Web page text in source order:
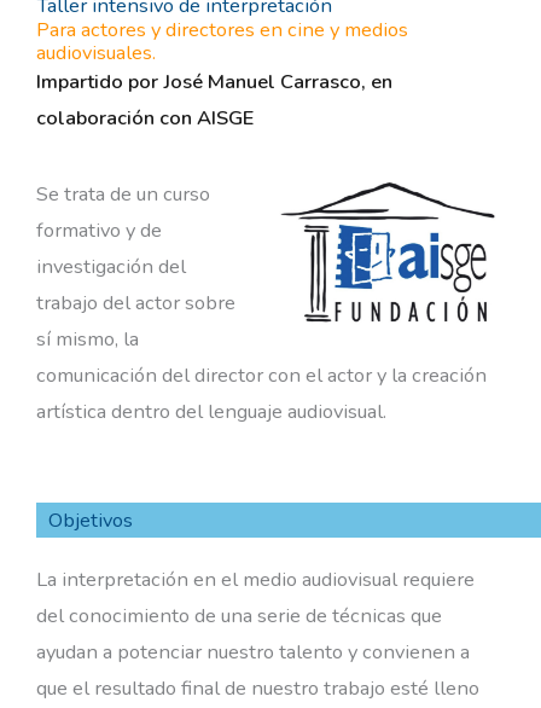
Para actores y directores en cine y medios
audiovisuales.
Impartido por José Manuel Carrasco, en
colaboración con AISGE
Se trata de un curso
formativo y de
investigación del
trabajo del actor sobre
sí mismo, la
comunicación del director con el actor y la creación
artística dentro del lenguaje audiovisual.
Objetivos
La interpretación en el medio audiovisual requiere
del conocimiento de una serie de técnicas que
ayudan a potenciar nuestro talento y convienen a
que el resultado final de nuestro trabajo esté lleno